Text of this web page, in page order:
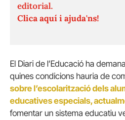
editorial.
Clica aquí i ajuda'ns!
El Diari de l’Educació ha
quines condicions hauria de
sobre l’escolarització dels
educatives especials,
fomentar un sistema educatiu